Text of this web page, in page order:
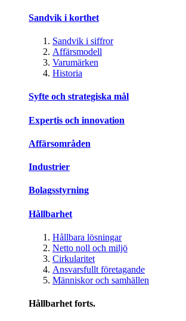
Sandvik i korthet
Sandvik i siffror
Affärsmodell
Varumärken
Historia
Syfte och strategiska mål
Expertis och innovation
Affärsområden
Industrier
Bolagsstyrning
Hållbarhet
Hållbara lösningar
Netto noll och miljö
Cirkularitet
Ansvarsfullt företagande
Människor och samhällen
Hållbarhet forts.